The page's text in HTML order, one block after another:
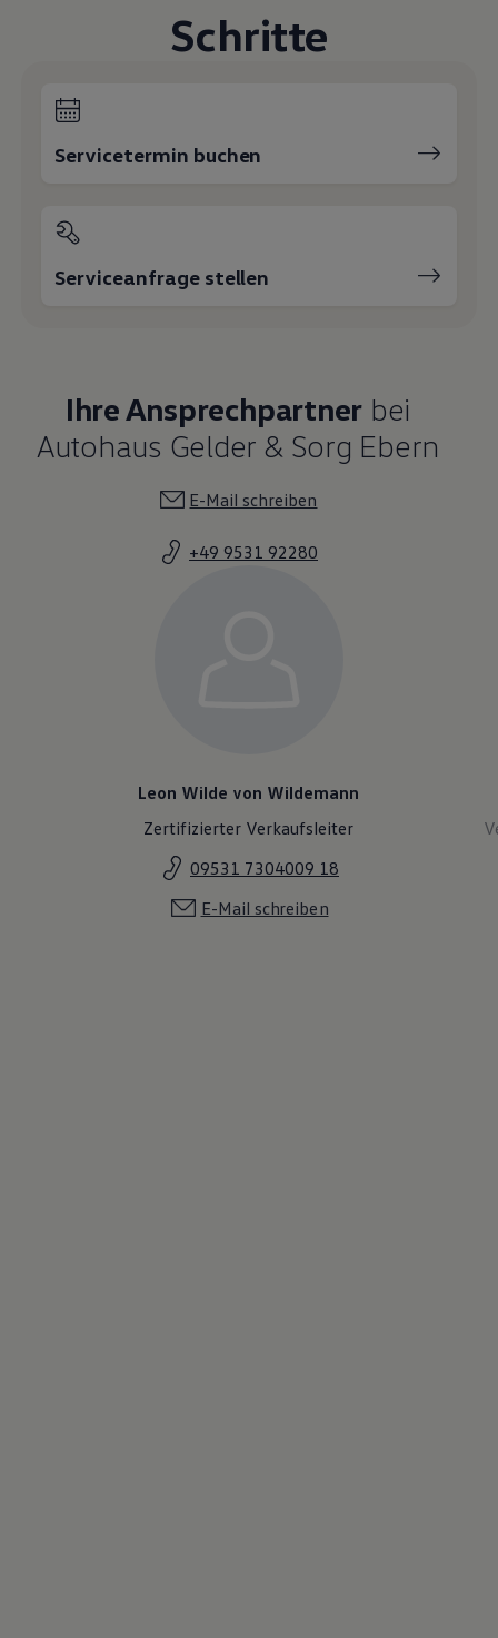
Schritte
Servicetermin buchen
Serviceanfrage stellen
Ihre Ansprechpartner bei
Autohaus Gelder & Sorg Ebern
E-Mail schreiben
+49 9531 92280
Leon Wilde von Wildemann
Zertifizierter Verkaufsleiter
09531 7304009 18
E-Mail schreiben